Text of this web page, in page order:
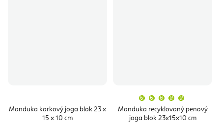
Manduka korkový joga blok 23 x
15 x 10 cm
Manduka recyklovaný penový
joga blok 23x15x10 cm
produktu
je
5,0